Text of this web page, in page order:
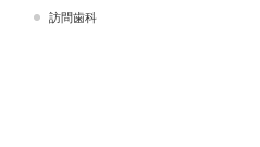
訪問歯科